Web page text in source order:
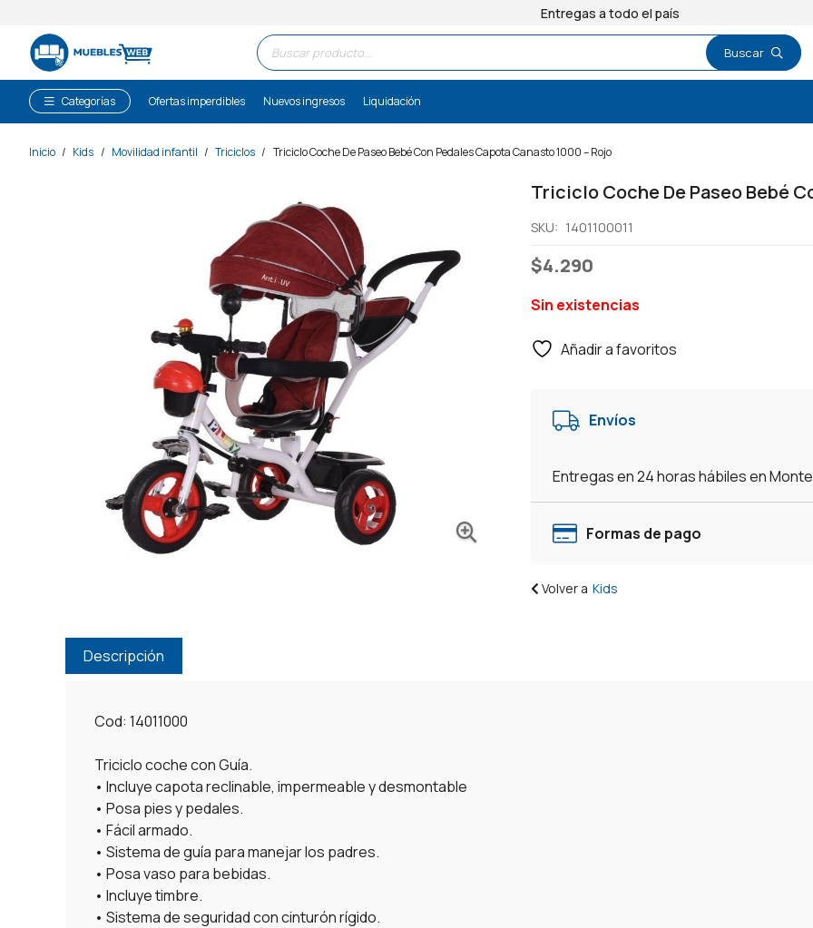
Entregas a todo el país
Búsqueda
de
productos
Categorías Ofertas imperdibles Nuevos ingresos Liquidación
Inicio / Kids / Movilidad infantil / Triciclos / Triciclo Coche De Paseo Bebé Con Pedales Capota Canasto 1000 – Rojo
Triciclo Coche De Paseo Bebé
SKU: 1401100011
$4.290
Sin existencias
Añadir a favoritos
Envíos
Entregas en 24 horas hábiles en
Formas de pago
Volver a Kids
Descripción
Cod: 14011000
Triciclo coche con Guía.
• Incluye capota reclinable, impermeable y desmontable
• Posa pies y pedales.
• Fácil armado.
• Sistema de guía para manejar los padres.
• Posa vaso para bebidas.
• Incluye timbre.
• Sistema de seguridad con cinturón rígido.